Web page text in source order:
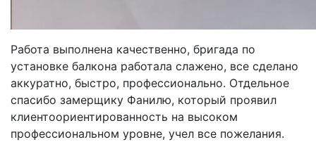
Работа выполнена качественно, бригада по
установке балкона работала слажено, все сделано
аккуратно, быстро, профессионально. Отдельное
спасибо замерщику Фанилю, который проявил
клиентоориентированность на высоком
профессиональном уровне, учел все пожелания.